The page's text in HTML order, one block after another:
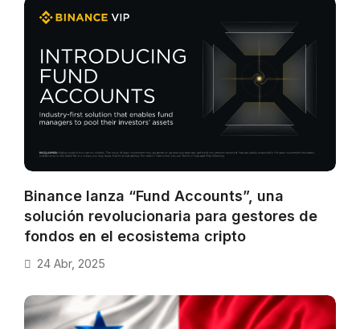
Binance lanza “Fund Accounts”, una
solución revolucionaria para gestores de
fondos en el ecosistema cripto
24 Abr, 2025